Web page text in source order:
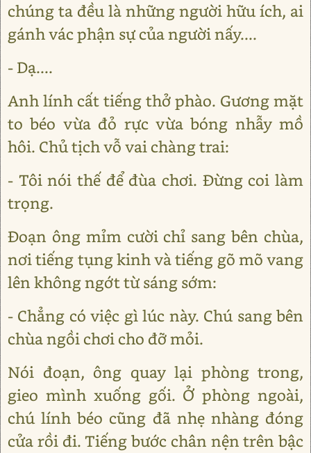
chúng ta đều là những người hữu ích, ai
gánh vác phận sự của người nấy....
- Dạ....
Anh lính cất tiếng thở phào. Gương mặt
to béo vừa đỏ rực vừa bóng nhẫy mồ
hôi. Chủ tịch vỗ vai chàng trai:
- Tôi nói thế để đùa chơi. Đừng coi làm
trọng.
Đoạn ông mỉm cười chỉ sang bên chùa,
nơi tiếng tụng kinh và tiếng gõ mõ vang
lên không ngớt từ sáng sớm:
- Chẳng có việc gì lúc này. Chú sang bên
chùa ngồi chơi cho đỡ mỏi.
Nói đoạn, ông quay lại phòng trong,
gieo mình xuống gối. Ở phòng ngoài,
chú lính béo cũng đã nhẹ nhàng đóng
cửa rồi đi. Tiếng bước chân nện trên bậc